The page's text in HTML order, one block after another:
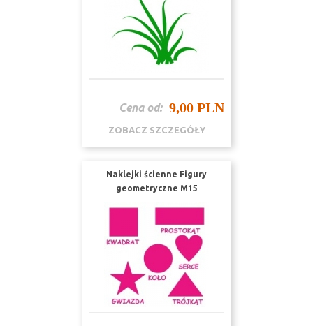
Cena od: 9,00 PLN
ZOBACZ SZCZEGÓŁY
Naklejki ścienne Figury
geometryczne M15